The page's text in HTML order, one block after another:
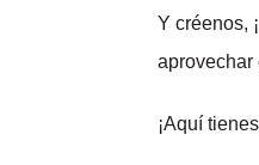
Y créenos,
aprovechar
¡Aquí